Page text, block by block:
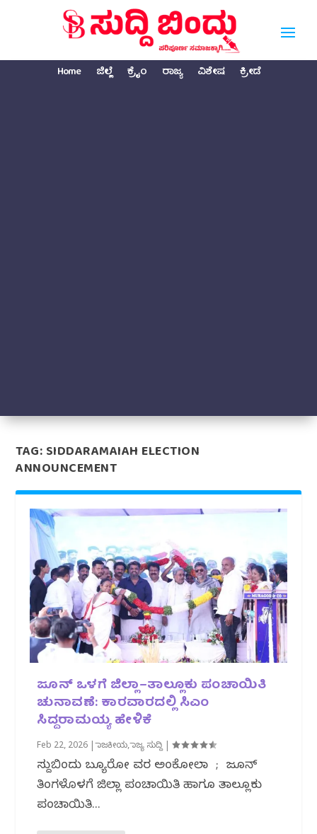
Home ಜಿಲ್ಲೆ ಕ್ರೈಂ ರಾಜ್ಯ ವಿಶೇಷ ಕ್ರೀಡೆ
TAG:SIDDARAMAIAH ELECTION
ANNOUNCEMENT
ಜೂನ್ ಒಳಗೆ ಜಿಲ್ಲಾ–ತಾಲ್ಲೂಕು ಪಂಚಾಯಿತಿ
ಚುನಾವಣೆ: ಕಾರವಾರದಲ್ಲಿ ಸಿಎಂ
ಸಿದ್ದರಾಮಯ್ಯ ಹೇಳಿಕೆ
Feb 22, 2026 |ರಾಜಕೀಯ,ರಾಜ್ಯ ಸುದ್ದಿ |
ಸುದ್ದಿಬಿಂದು ಬ್ಯೂರೋ ವರದಿ ಅಂಕೋಲಾ ; ಜೂನ್
ತಿಂಗಳೊಳಗೆ ಜಿಲ್ಲಾ ಪಂಚಾಯಿತಿ ಹಾಗೂ ತಾಲ್ಲೂಕು
ಪಂಚಾಯಿತಿ...